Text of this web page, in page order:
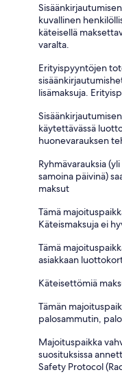
kuvallinen
käteisellä
varalta.
Erityispyyntöjen
lisämaksuja.
käytettävässä
huonevarauksen
Ryhmävarauksia
samoina päivinä)
maksut
Tämä
Käteismaksuja ei
Tämä
asiakkaan
Käteisettömiä
Tämän
palosammutin,
Majoituspaikka
suosituksissa
Safety Protocol